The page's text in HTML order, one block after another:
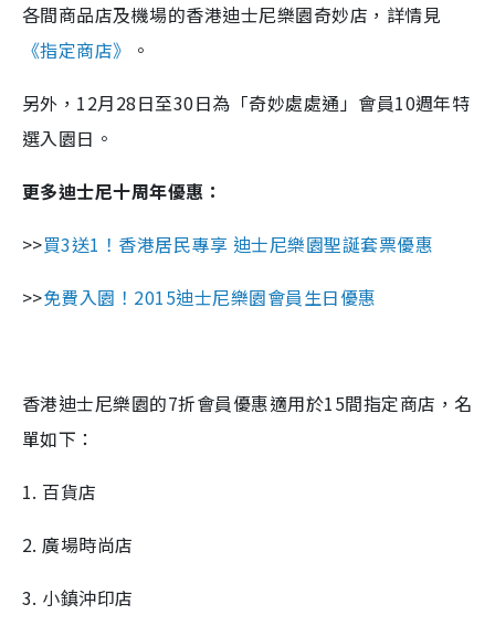
各間商品店及機場的香港迪士尼樂園奇妙店，詳情見
《指定商店》
。
另外，12月28日至30日為「奇妙處處通」會員10週年特
選入園日。
更多迪士尼十周年優惠：
>>買3送1！香港居民專享 迪士尼樂園聖誕套票優惠
>>免費入園！2015迪士尼樂園會員生日優惠
香港迪士尼樂園的7折會員優惠適用於15間指定商店，名
單如下：
1. 百貨店
2. 廣場時尚店
3. 小鎮沖印店